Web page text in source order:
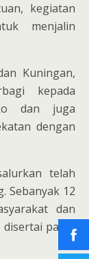
kegiatan
menjalin
Kuningan,
kepada
dan juga
dengan
telah
Sebanyak 12
dan
disertai paket